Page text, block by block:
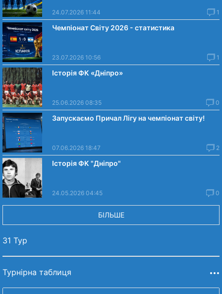
24.07.2026 11:44 1
Чемпіонат Світу 2026 - статистика
23.07.2026 10:56 1
Історія ФК «Дніпро»
25.06.2026 08:35 0
Запускаємо Причал Лігу на чемпіонат світу!
07.06.2026 18:47 2
Історія ФК "Дніпро"
24.05.2026 04:45 0
БІЛЬШЕ
31 Тур
Турнірна таблиця